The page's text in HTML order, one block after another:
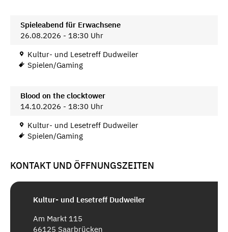
Spieleabend für Erwachsene
26.08.2026 - 18:30 Uhr
Kultur- und Lesetreff Dudweiler
Spielen/Gaming
Blood on the clocktower
14.10.2026 - 18:30 Uhr
Kultur- und Lesetreff Dudweiler
Spielen/Gaming
KONTAKT UND ÖFFNUNGSZEITEN
Kultur- und Lesetreff Dudweiler
Am Markt 115
66125 Saarbrücken